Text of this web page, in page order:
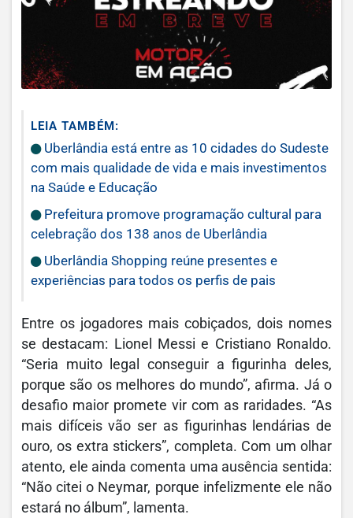
LEIA TAMBÉM:
Uberlândia está entre as 10 cidades do Sudeste
com mais qualidade de vida e mais investimentos
na Saúde e Educação
Prefeitura promove programação cultural para
celebração dos 138 anos de Uberlândia
Uberlândia Shopping reúne presentes e
experiências para todos os perfis de pais
Entre os jogadores mais cobiçados, dois nomes
se destacam: Lionel Messi e Cristiano Ronaldo.
“Seria muito legal conseguir a figurinha deles,
porque são os melhores do mundo”, afirma. Já o
desafio maior promete vir com as raridades. “As
mais difíceis vão ser as figurinhas lendárias de
ouro, os extra stickers”, completa. Com um olhar
atento, ele ainda comenta uma ausência sentida:
“Não citei o Neymar, porque infelizmente ele não
estará no álbum”, lamenta.